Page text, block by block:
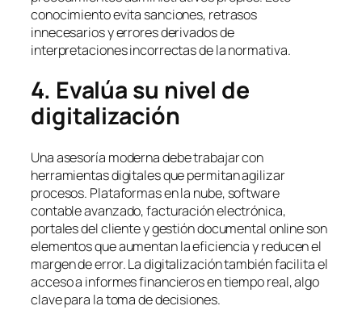
conocimiento evita sanciones, retrasos
innecesarios y errores derivados de
interpretaciones incorrectas de la normativa.
4. Evalúa su nivel de
digitalización
Una asesoría moderna debe trabajar con
herramientas digitales que permitan agilizar
procesos. Plataformas en la nube, software
contable avanzado, facturación electrónica,
portales del cliente y gestión documental online son
elementos que aumentan la eficiencia y reducen el
margen de error. La digitalización también facilita el
acceso a informes financieros en tiempo real, algo
clave para la toma de decisiones.